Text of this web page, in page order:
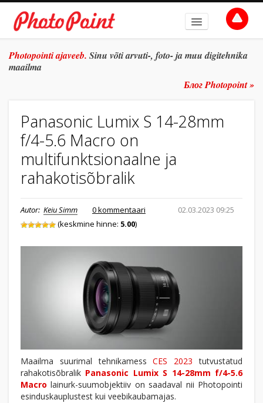
AVALEHT
SÜVITSI
ARHIIV
TULE TÖÖLE
Photopointi ajaveeb. Sinu võti arvuti-, foto- ja muu digitehnika
maailma
Блог Photopoint »
Panasonic Lumix S 14-28mm
f/4-5.6 Macro on
multifunktsionaalne ja
rahakotisõbralik
Autor: Keiu Simm 02.03.2023 09:25
0 kommentaari
(keskmine hinne: 5.00)
Maailma suurimal tehnikamessCES 2023 tutvustatud
rahakotisõbralik Panasonic Lumix S 14-28mm f/4-5.6
Macro lainurk-suumobjektiiv on saadaval nii Photopointi
esinduskauplustest kui veebikaubamajas.